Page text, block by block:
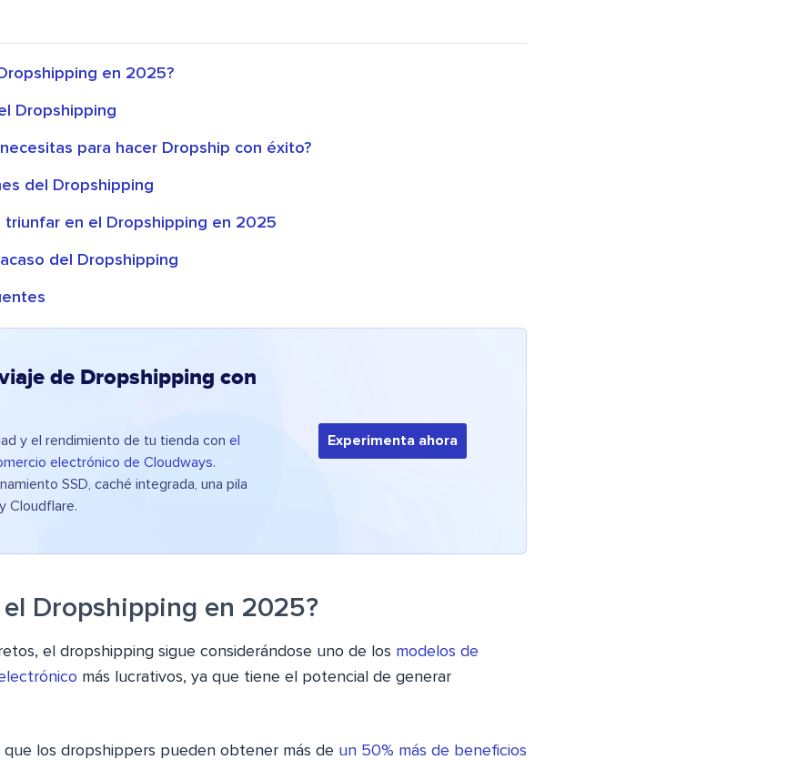
en 2025?
Dropshipping
para hacer Dropship con éxito?
del Dropshipping
triunfar en el Dropshipping en 2025
del Dropshipping
de Dropshipping con
y el rendimiento de tu tienda con el
electrónico de Cloudways.
SSD, caché integrada, una pila
Cloudflare.
Experimenta ahora
Dropshipping en 2025?
el dropshipping sigue considerándose uno de los modelos de
más lucrativos, ya que tiene el potencial de generar
que los dropshippers pueden obtener más de un 50% más de beneficios